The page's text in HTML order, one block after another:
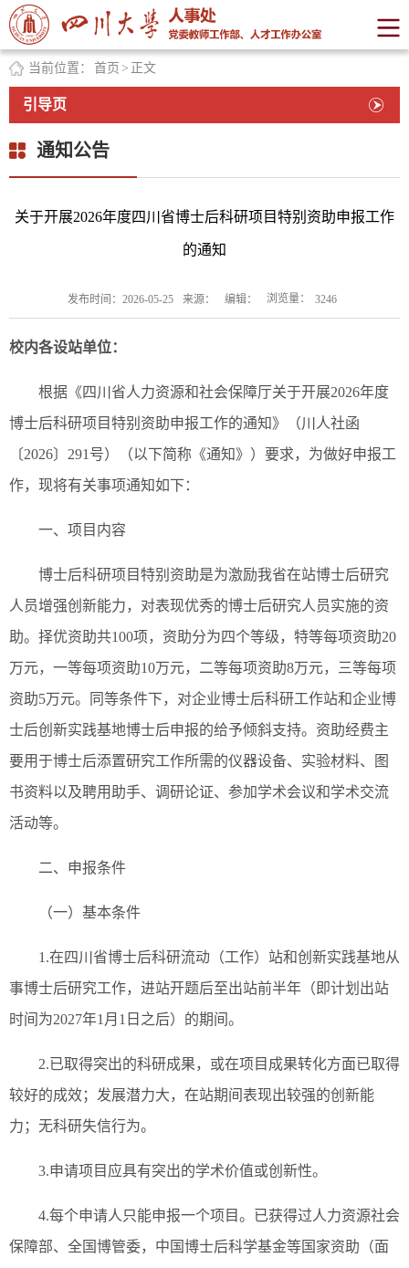
当前位置： 首页 > 正文
引导页
通知公告
关于开展2026年度四川省博士后科研项目特别资助申报工作
的通知
发布时间：2026-05-25 来源： 编辑： 浏览量： 3246
校内各设站单位：
根据《四川省人力资源和社会保障厅关于开展2026年度
博士后科研项目特别资助申报工作的通知》（川人社函
〔2026〕291号）（以下简称《通知》）要求，为做好申报工
作，现将有关事项通知如下：
一、项目内容
博士后科研项目特别资助是为激励我省在站博士后研究
人员增强创新能力，对表现优秀的博士后研究人员实施的资
助。择优资助共100项，资助分为四个等级，特等每项资助20
万元，一等每项资助10万元，二等每项资助8万元，三等每项
资助5万元。同等条件下，对企业博士后科研工作站和企业博
士后创新实践基地博士后申报的给予倾斜支持。资助经费主
要用于博士后添置研究工作所需的仪器设备、实验材料、图
书资料以及聘用助手、调研论证、参加学术会议和学术交流
活动等。
二、申报条件
（一）基本条件
1.在四川省博士后科研流动（工作）站和创新实践基地从
事博士后研究工作，进站开题后至出站前半年（即计划出站
时间为2027年1月1日之后）的期间。
2.已取得突出的科研成果，或在项目成果转化方面已取得
较好的成效；发展潜力大，在站期间表现出较强的创新能
力；无科研失信行为。
3.申请项目应具有突出的学术价值或创新性。
4.每个申请人只能申报一个项目。已获得过人力资源社会
保障部、全国博管委，中国博士后科学基金等国家资助（面